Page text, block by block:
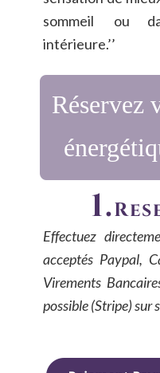
sommeil
ou
intérieure.’’
Réservez
1.
Effectuez
acceptés Paypal,
Virements
possible (Stripe) sur